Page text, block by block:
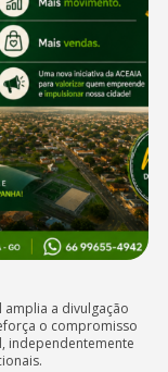
amplia a divulgação
o compromisso
independentemente